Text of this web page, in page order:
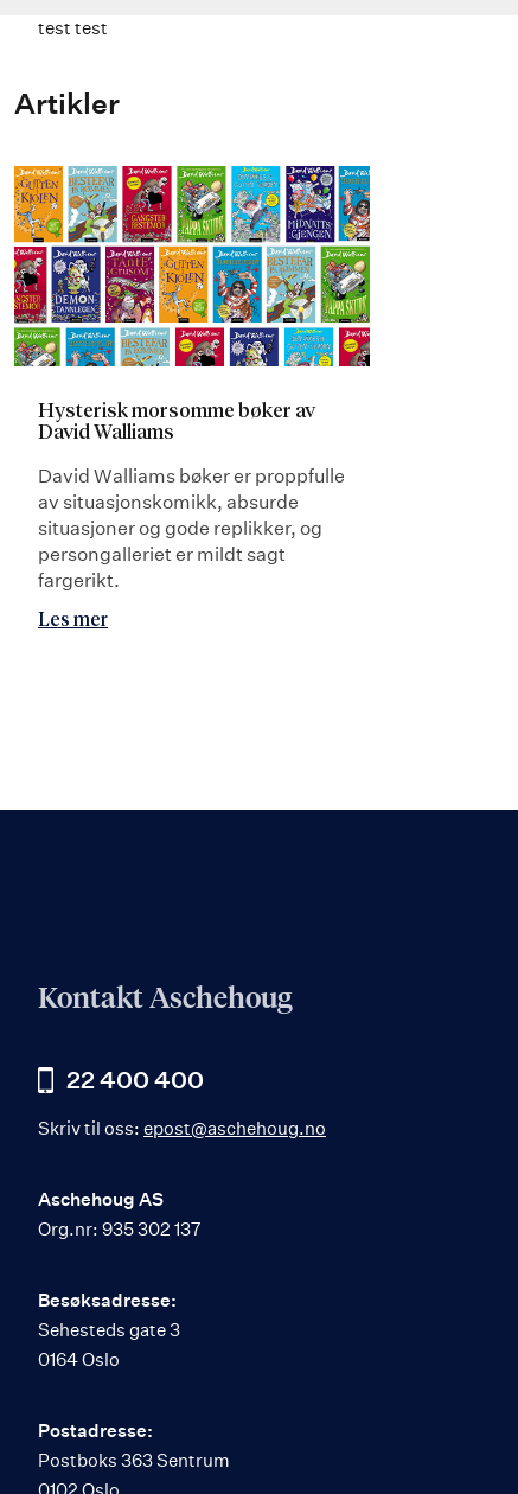
test test
Artikler
Hysterisk morsomme bøker av
David Walliams
David Walliams bøker er proppfulle
av situasjonskomikk, absurde
situasjoner og gode replikker, og
persongalleriet er mildt sagt
fargerikt.
Les mer
Kontakt Aschehoug
22 400 400
Skriv til oss: epost@aschehoug.no
Aschehoug AS
Org.nr: 935 302 137
Besøksadresse:
Sehesteds gate 3
0164 Oslo
Postadresse:
Postboks 363 Sentrum